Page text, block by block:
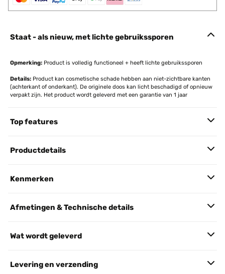
Staat - als nieuw, met lichte gebruikssporen
Opmerking: Product is volledig functioneel + heeft lichte gebruikssporen
Details: Product kan cosmetische schade hebben aan niet-zichtbare kanten
(achterkant of onderkant). De originele doos kan licht beschadigd of opnieuw
verpakt zijn. Het product wordt geleverd met een garantie van 1 jaar
Top features
Productdetails
Kenmerken
Afmetingen & Technische details
Wat wordt geleverd
Levering en verzending